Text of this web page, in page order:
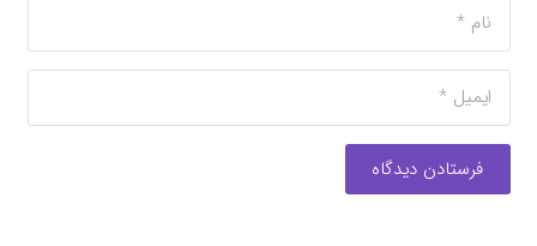
فرستادن دیدگاه